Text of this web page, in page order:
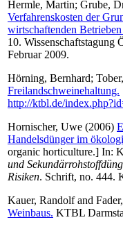
Hermle, Martin; Grube,
Verfahrenskosten der
wirtschaftenden
10. Wissenschaftstagung
Februar 2009.
Hörning, Bernhard;
Freilandschweinehaltung.
http://ktbl.de/
Hornischer, Uwe (2006)
Handelsdünger im
organic horticulture.] In:
und
Risiken. Schrift, no. 444.
Kauer, Randolfand
Weinbaus. KTBL